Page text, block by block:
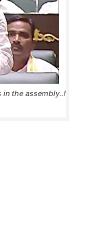
in the assembly..!